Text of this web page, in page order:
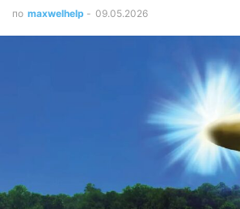
по maxwelhelp - 09.05.2026